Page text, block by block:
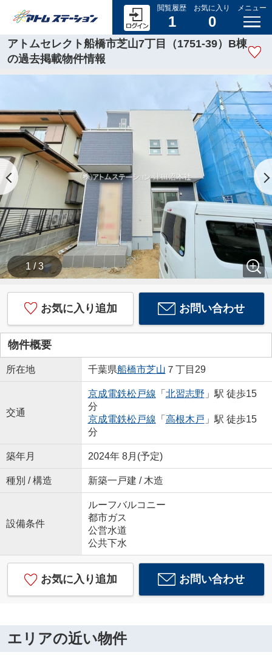
閲覧履歴
1
お気に入り
0
メニュー
アトムセレクト船橋市芝山7丁目（1751-39）B棟
の過去掲載物件情報
1 / 3
お気に入り追加 お問い合わせ
物件概要
所在地 千葉県船橋市芝山 ７丁目29
交通
京成電鉄松戸線 「 北習志野 」駅 徒歩15
分
京成電鉄松戸線 「 高根木戸 」駅 徒歩15
分
築年月 2024年 8月(予定)
種別 / 構造 新築一戸建 / 木造
設備条件
ルーフバルコニー
都市ガス
公営水道
公共下水
お気に入り追加 お問い合わせ
エリアの近い物件